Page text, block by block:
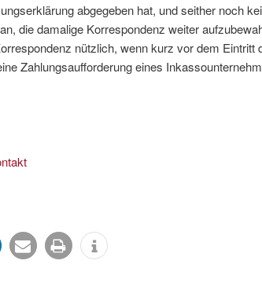
abgegeben hat, und seither noch
die damalige Korrespondenz weiter
nützlich, wenn kurz vor dem Eintritt
Zahlungsaufforderung eines